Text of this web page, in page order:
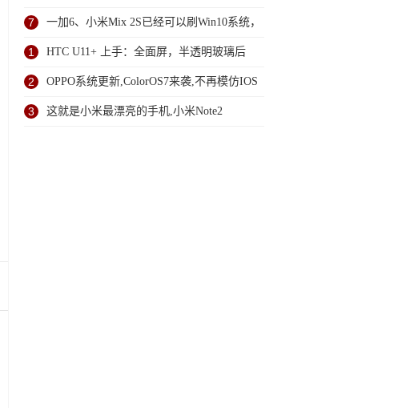
999元的秘密
7 一加6、小米Mix 2S已经可以刷Win10系统，
网友：安卓提不动刀了？
1 HTC U11+ 上手：全面屏，半透明玻璃后
盖，还有一根神线｜首发
2 OPPO系统更新,ColorOS7来袭,不再模仿IOS
3 这就是小米最漂亮的手机,小米Note2